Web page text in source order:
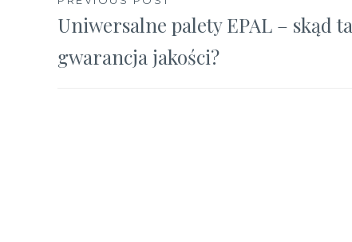
Nawigacja
wpisu
Uniwersalne palety EPAL – skąd ta
gwarancja jakości?